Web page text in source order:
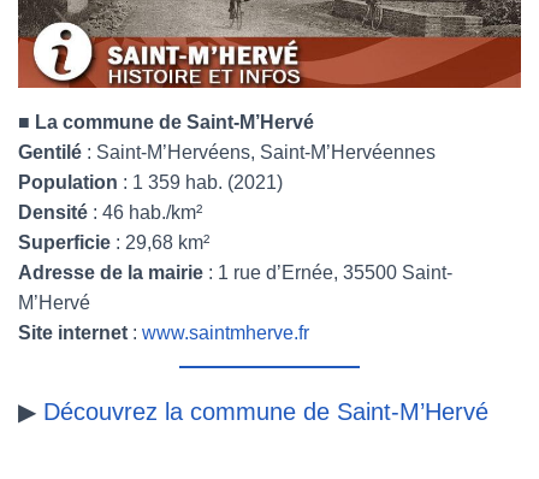
■ La commune de Saint-M’Hervé
Gentilé : Saint-M’Hervéens, Saint-M’Hervéennes
Population : 1 359 hab. (2021)
Densité : 46 hab./km²
Superficie : 29,68 km²
Adresse de la mairie : 1 rue d’Ernée, 35500 Saint-
M’Hervé
Site internet : www.saintmherve.fr
▶ Découvrez la commune de Saint-M’Hervé